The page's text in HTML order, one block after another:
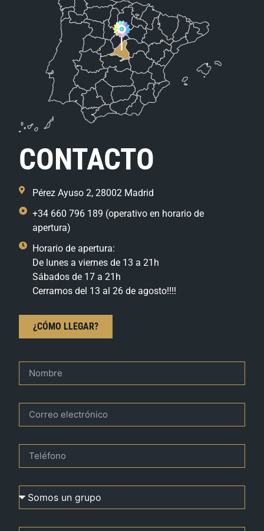
CONTACTO
Pérez Ayuso 2, 28002 Madrid
+34 660 796 189 (operativo en horario de
apertura)
Horario de apertura:
De lunes a viernes de 13 a 21h
Sábados de 17 a 21h
Cerramos del 13 al 26 de agosto!!!!
¿CÓMO LLEGAR?